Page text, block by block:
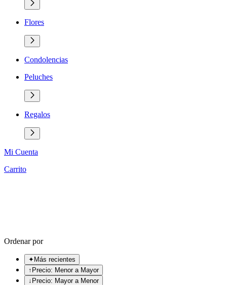
Flores
Condolencias
Peluches
Regalos
Mi Cuenta
Carrito
Ordenar por
✦ Más recientes
↑ Precio: Menor a Mayor
↓ Precio: Mayor a Menor